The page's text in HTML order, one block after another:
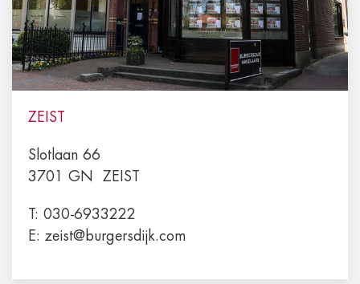
ZEIST
Slotlaan 66
3701 GN
ZEIST
T: 030-6933222
E: zeist@burgersdijk.com